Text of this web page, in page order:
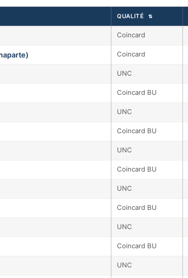
QUALITÉ ⇅
Coincard
Coincard
UNC
Coincard BU
UNC
Coincard BU
UNC
Coincard BU
UNC
Coincard BU
UNC
Coincard BU
UNC